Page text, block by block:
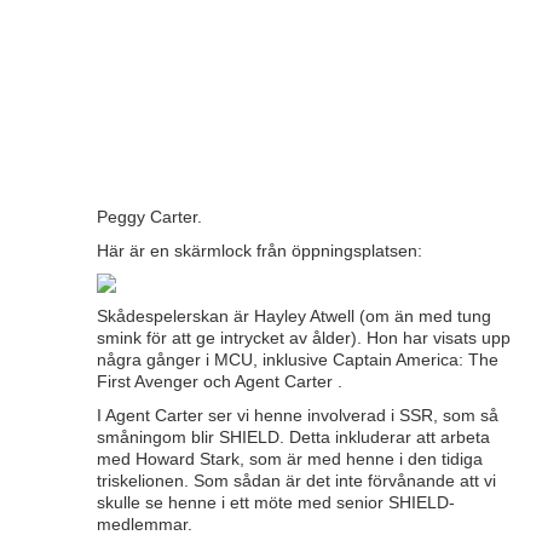
Peggy Carter.
Här är en skärmlock från öppningsplatsen:
Skådespelerskan är Hayley Atwell (om än med tung
smink för att ge intrycket av ålder). Hon har visats upp
några gånger i MCU, inklusive Captain America: The
First Avenger och Agent Carter .
I Agent Carter ser vi henne involverad i SSR, som så
småningom blir SHIELD. Detta inkluderar att arbeta
med Howard Stark, som är med henne i den tidiga
triskelionen. Som sådan är det inte förvånande att vi
skulle se henne i ett möte med senior SHIELD-
medlemmar.